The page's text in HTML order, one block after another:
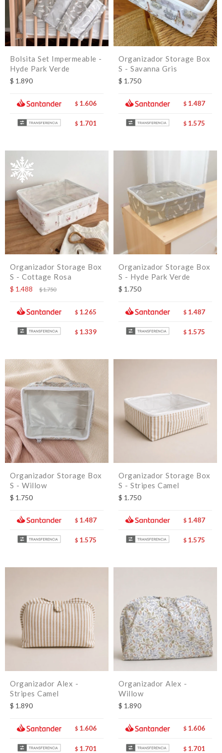
Bolsita Set Impermeable -
Hyde Park Verde
$ 1.890
$ 1.606
$ 1.701
Organizador Storage Box
S - Savanna Gris
$ 1.750
$ 1.487
$ 1.575
Organizador Storage Box
S - Cottage Rosa
$ 1.488 $1.750
$ 1.265
$ 1.339
Organizador Storage Box
S - Hyde Park Verde
$ 1.750
$ 1.487
$ 1.575
Organizador Storage Box
S - Willow
$ 1.750
$ 1.487
$ 1.575
Organizador Storage Box
S - Stripes Camel
$ 1.750
$ 1.487
$ 1.575
Organizador Alex -
Stripes Camel
$ 1.890
$ 1.606
$ 1.701
Organizador Alex -
Willow
$ 1.890
$ 1.606
$ 1.701